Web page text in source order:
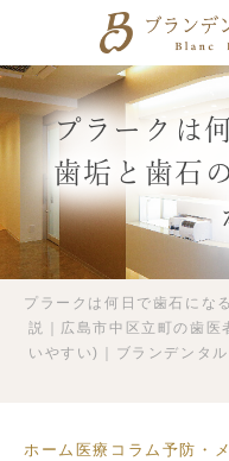
プラークは
歯垢と歯石
プラークは何日で歯石にな
説｜広島市中区立町の歯医
いやすい)｜ブランデンタ
ホーム 医療コラム 予防・